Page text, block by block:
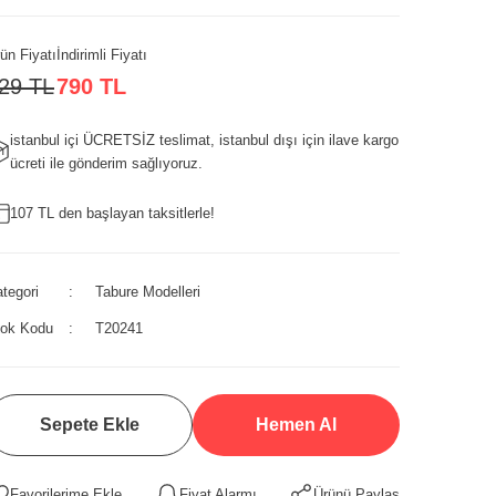
Fiyatı
TL
İndirimli Fiyatı
790 TL
istanbul içi ÜCRETSİZ teslimat, istanbul dışı için ilave kargo
ücreti ile gönderim sağlıyoruz.
107 TL den başlayan taksitlerle!
Tabure Modelleri
Kodu T20241
Sepete Ekle Hemen Al